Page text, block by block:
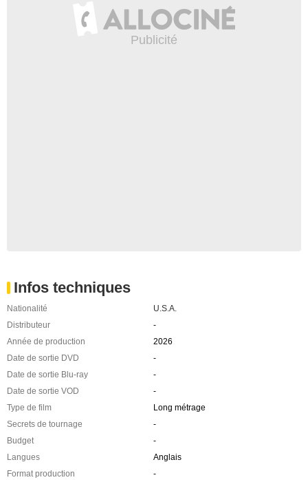
Infos techniques
Nationalité
U.S.A.
Distributeur
-
Année de production
2026
Date de sortie DVD
-
Date de sortie Blu-ray
-
Date de sortie VOD
-
Type de film
Long métrage
Secrets de tournage
-
Budget
-
Langues
Anglais
Format production
-